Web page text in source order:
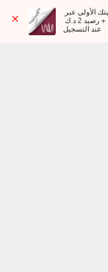
عند التسجيل